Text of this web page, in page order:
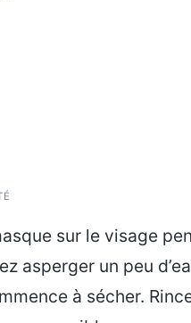
sur le visage
asperger un peu
à sécher.